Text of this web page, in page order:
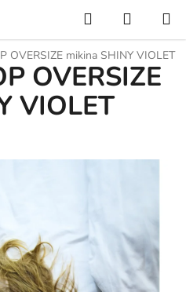
Hledat
KOŠÍK
OVERSIZE mikina SHINY VIOLET
OVERSIZE
VIOLET